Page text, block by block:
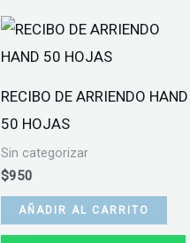
RECIBO DE ARRIENDO HAND
50 HOJAS
Sin categorizar
$950
AÑADIR AL CARRITO